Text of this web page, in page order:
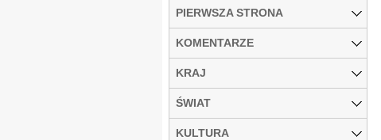
PIERWSZA STRONA
KOMENTARZE
KRAJ
ŚWIAT
KULTURA